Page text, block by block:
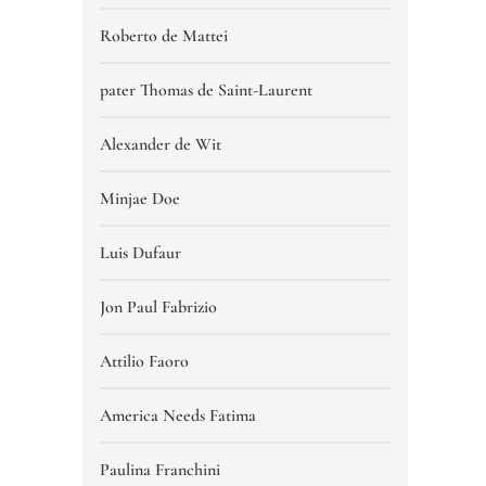
Roberto de Mattei
pater Thomas de Saint-Laurent
Alexander de Wit
Minjae Doe
Luis Dufaur
Jon Paul Fabrizio
Attilio Faoro
America Needs Fatima
Paulina Franchini